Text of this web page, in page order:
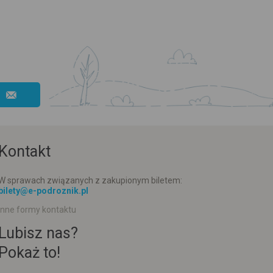
Kontakt
sprawach związanych z zakupionym biletem:
bilety@e-podroznik.pl
Inne formy kontaktu
Lubisz nas?
Pokaż to!